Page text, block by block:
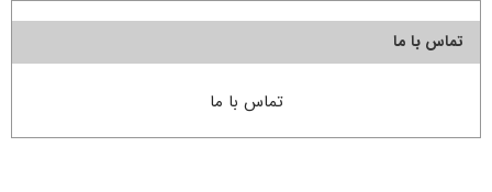
تماس با ما
تماس با ما